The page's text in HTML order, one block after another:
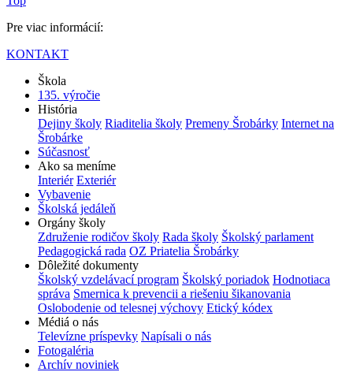
Pre viac informácií:
KONTAKT
Škola
135. výročie
História
Dejiny školy Riaditelia školy Premeny Šrobárky Internet na
Šrobárke
Súčasnosť
Ako sa meníme
Interiér Exteriér
Vybavenie
Školská jedáleň
Orgány školy
Združenie rodičov školy Rada školy Školský parlament
Pedagogická rada OZ Priatelia Šrobárky
Dôležité dokumenty
Školský vzdelávací program Školský poriadok Hodnotiaca
správa Smernica k prevencii a riešeniu šikanovania
Oslobodenie od telesnej výchovy Etický kódex
Médiá o nás
Televízne príspevky Napísali o nás
Fotogaléria
Archív noviniek